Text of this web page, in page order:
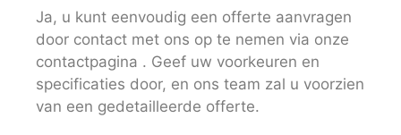
Ja, u kunt eenvoudig een offerte aanvragen
door contact met ons op te nemen via onze
contactpagina . Geef uw voorkeuren en
specificaties door, en ons team zal u voorzien
van een gedetailleerde offerte.